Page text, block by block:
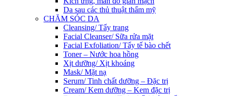
Da sau các thủ thuật thẩm mỹ
CHĂM SÓC DA
Cleansing/ Tẩy trang
Facial Cleanser/ Sữa rửa mặt
Facial Exfoliation/ Tẩy tế bào chết
Toner – Nước hoa hồng
Xịt dưỡng/ Xịt khoáng
Mask/ Mặt nạ
Serum/ Tinh chất dưỡng – Đặc trị
Cream/ Kem dưỡng – Kem đặc trị